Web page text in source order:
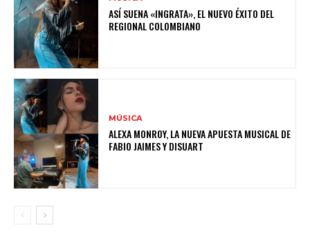
ASÍ SUENA «INGRATA», EL NUEVO ÉXITO DEL
REGIONAL COLOMBIANO
MÚSICA
ALEXA MONROY, LA NUEVA APUESTA MUSICAL DE
FABIO JAIMES Y DISUART